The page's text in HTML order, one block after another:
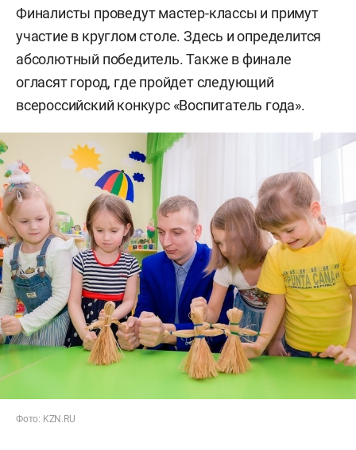
Финалисты проведут мастер-классы и примут
участие в круглом столе. Здесь и определится
абсолютный победитель. Также в финале
огласят город, где пройдет следующий
всероссийский конкурс «Воспитатель года».
Фото: KZN.RU